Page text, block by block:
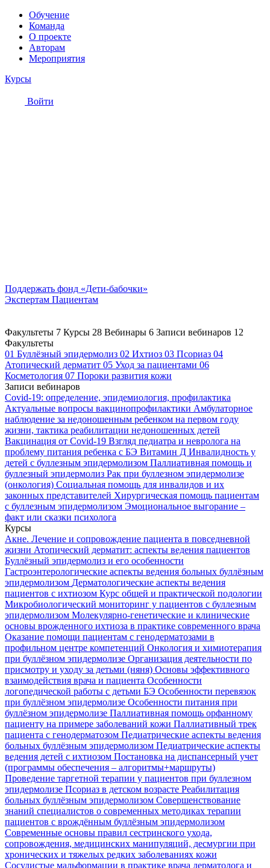
Обучение
Команда
О проекте
Авторам
Мероприятия
Курсы
Войти
Поддержать фонд «Дети-бабочки»
Экспертам Пациентам
Факультеты 7 Курсы 28 Вебинары 6 Записи вебинаров 12
Факультеты
01 Буллёзный эпидермолиз 02 Ихтиоз 03 Псориаз 04
Атопический дерматит 05 Уход за пациентами 06
Косметология 07 Пороки развития кожи
Записи вебинаров
Covid-19: определение, эпидемиология, профилактика
Актуальные вопросы вакцинопрофилактики Амбулаторное
наблюдение за недоношенным ребенком на первом году
жизни, тактика реабилитации недоношенных детей
Вакцинация от Covid-19 Взгляд педиатра и невролога на
проблему питания ребенка с БЭ Витамин Д Инвалидность у
детей с буллезным эпидермолизом Паллиативная помощь и
буллезный эпидермолиз Рак при буллезном эпидермолизе
(онкология) Социальная помощь для инвалидов и их
законных представителей Хирургическая помощь пациентам
с буллезным эпидермолизом Эмоциональное выгорание –
факт или сказки психолога
Курсы
Акне. Лечение и сопровождение пациента в повседневной
жизни Атопический дерматит: аспекты ведения пациентов
Буллёзный эпидермолиз и его особенности
Гастроэнтерологические аспекты ведения больных буллёзным
эпидермолизом Дерматологические аспекты ведения
пациентов с ихтиозом Курс общей и практической подологии
Микробиологический мониторинг у пациентов с буллезным
эпидермолизом Молекулярно-генетические и клинические
основы врожденного ихтиоза в практике современного врача
Оказание помощи пациентам с генодерматозами в
профильном центре компетенций Онкология и химиотерапия
при буллёзном эпидермолизе Организация деятельности по
присмотру и уходу за детьми (няня) Основы эффективного
взаимодействия врача и пациента Особенности
логопедической работы с детьми БЭ Особенности перевязок
при буллёзном эпидермолизе Особенности питания при
буллёзном эпидермолизе Паллиативная помощь орфанному
пациенту на примере заболеваний кожи Паллиативный трек
пациента с генодерматозом Педиатрические аспекты ведения
больных буллёзным эпидермолизом Педиатрические аспекты
ведения детей с ихтиозом Постановка на диспансерный учет
(программы обеспечения – алгоритмы+маршруты)
Проведение таргетной терапии у пациентов при буллезном
эпидермолизе Псориаз в детском возрасте Реабилитация
больных буллёзным эпидермолизом Совершенствование
знаний специалистов о современных методиках терапии
пациентов с врождённым буллёзным эпидермолизом
Современные основы правил сестринского ухода,
сопровождения, медицинских манипуляций, десмургии при
хронических и тяжелых редких заболеваниях кожи
Сосудистые мальформации в практике врача дерматолога и